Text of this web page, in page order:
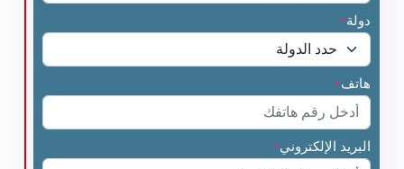
دولة*
هاتف*
البريد الإلكتروني*